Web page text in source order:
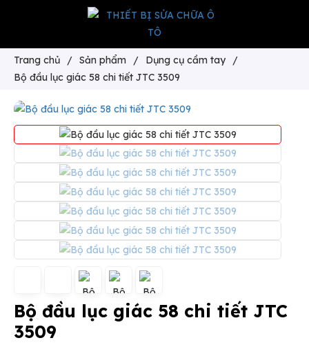
Trang chủ / Sản phẩm / Dụng cụ cầm tay
/
Bộ đầu lục giác 58 chi tiết JTC 3509
Bộ đầu lục giác 58 chi tiết JTC
3509